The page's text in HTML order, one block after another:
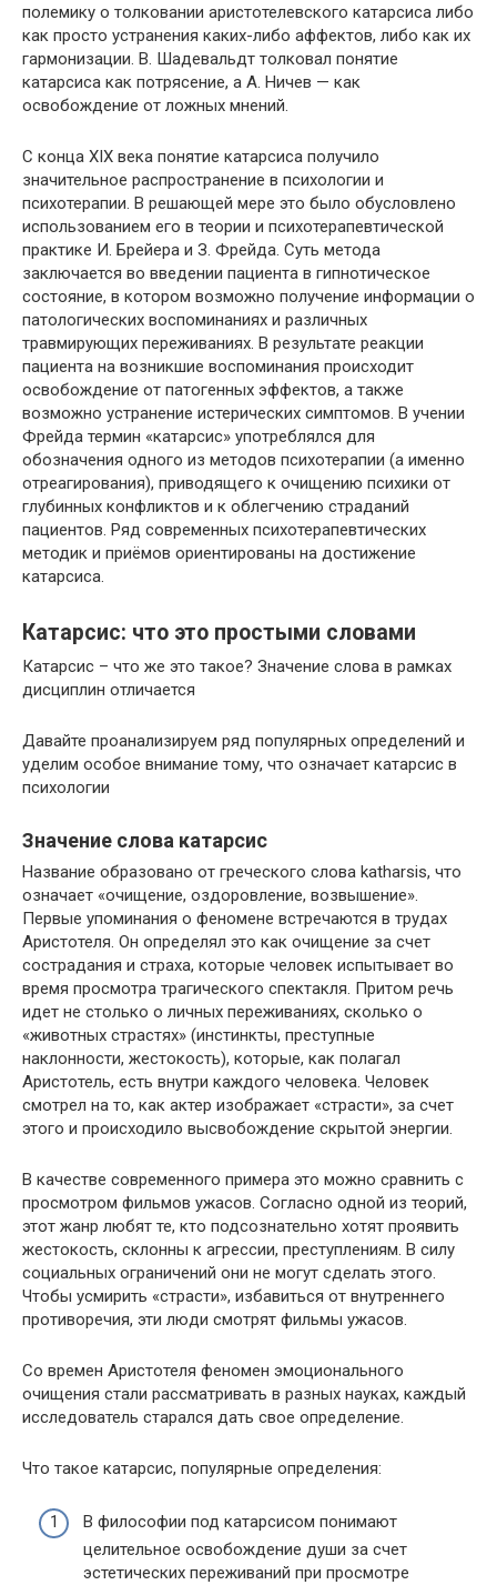
полемику о толковании аристотелевского катарсиса либо
как просто устранения каких-либо аффектов, либо как их
гармонизации. В. Шадевальдт толковал понятие
катарсиса как потрясение, а А. Ничев — как
освобождение от ложных мнений.
С конца XIX века понятие катарсиса получило
значительное распространение в психологии и
психотерапии. В решающей мере это было обусловлено
использованием его в теории и психотерапевтической
практике И. Брейера и З. Фрейда. Суть метода
заключается во введении пациента в гипнотическое
состояние, в котором возможно получение информации о
патологических воспоминаниях и различных
травмирующих переживаниях. В результате реакции
пациента на возникшие воспоминания происходит
освобождение от патогенных эффектов, а также
возможно устранение истерических симптомов. В учении
Фрейда термин «катарсис» употреблялся для
обозначения одного из методов психотерапии (а именно
отреагирования), приводящего к очищению психики от
глубинных конфликтов и к облегчению страданий
пациентов. Ряд современных психотерапевтических
методик и приёмов ориентированы на достижение
катарсиса.
Катарсис: что это простыми словами
Катарсис – что же это такое? Значение слова в рамках
дисциплин отличается
Давайте проанализируем ряд популярных определений и
уделим особое внимание тому, что означает катарсис в
психологии
Значение слова катарсис
Название образовано от греческого слова katharsis, что
означает «очищение, оздоровление, возвышение».
Первые упоминания о феномене встречаются в трудах
Аристотеля. Он определял это как очищение за счет
сострадания и страха, которые человек испытывает во
время просмотра трагического спектакля. Притом речь
идет не столько о личных переживаниях, сколько о
«животных страстях» (инстинкты, преступные
наклонности, жестокость), которые, как полагал
Аристотель, есть внутри каждого человека. Человек
смотрел на то, как актер изображает «страсти», за счет
этого и происходило высвобождение скрытой энергии.
В качестве современного примера это можно сравнить с
просмотром фильмов ужасов. Согласно одной из теорий,
этот жанр любят те, кто подсознательно хотят проявить
жестокость, склонны к агрессии, преступлениям. В силу
социальных ограничений они не могут сделать этого.
Чтобы усмирить «страсти», избавиться от внутреннего
противоречия, эти люди смотрят фильмы ужасов.
Со времен Аристотеля феномен эмоционального
очищения стали рассматривать в разных науках, каждый
исследователь старался дать свое определение.
Что такое катарсис, популярные определения:
В философии под катарсисом понимают
целительное освобождение души за счет
эстетических переживаний при просмотре